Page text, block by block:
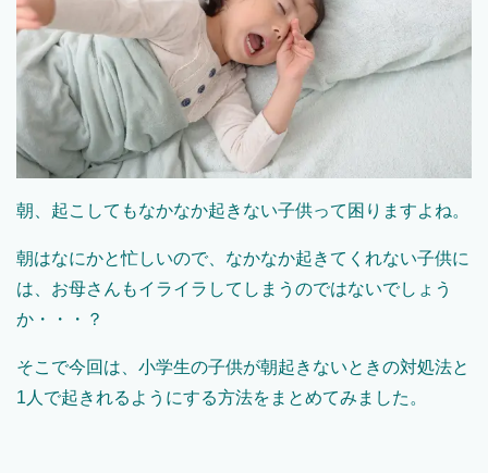
朝、起こしてもなかなか起きない子供って困りますよね。
朝はなにかと忙しいので、なかなか起きてくれない子供に
は、お母さんもイライラしてしまうのではないでしょう
か・・・？
そこで今回は、小学生の子供が朝起きないときの対処法と
1人で起きれるようにする方法をまとめてみました。